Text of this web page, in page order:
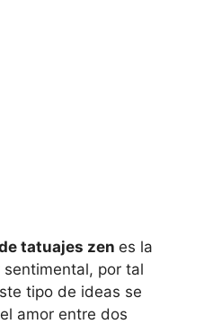
tatuajes zen es la
por tal
tipo de ideas se
amor entre dos